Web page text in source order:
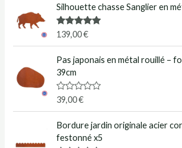
Silhouette chasse Sanglier en
Note5.00
sur 5
139,00€
Pas japonais en métal rouillé –
39cm
N
e
s
39,00€
Bordure jardin originale acier
festonné x5